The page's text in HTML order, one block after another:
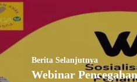
Berita Selanjutnya
Webinar